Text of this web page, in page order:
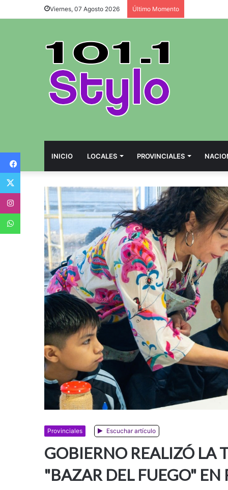
Viernes, 07 Agosto 2026 Último Momento
INICIO LOCALES PROVINCIALES
Provinciales Escuchar artículo
GOBIERNO REALIZÓ LA
"BAZAR DEL FUEGO" EN
Facebook
Twitter
Instagram
WhatsApp